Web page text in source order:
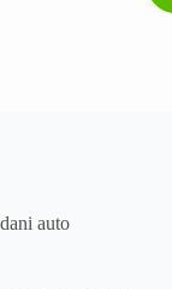
dani auto